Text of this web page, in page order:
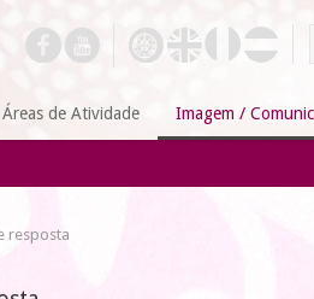
Áreas de Atividade Imagem /
resposta